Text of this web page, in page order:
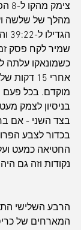
מהלך של שלשה
שמיר לקח פסק
אחרי 15
מוקדם. בכל פעם
בניסיון לצמק
בצד השני - אם
בכדור לצבע
נקודות וזה גם היה
הרבע השלישי
המארחים של